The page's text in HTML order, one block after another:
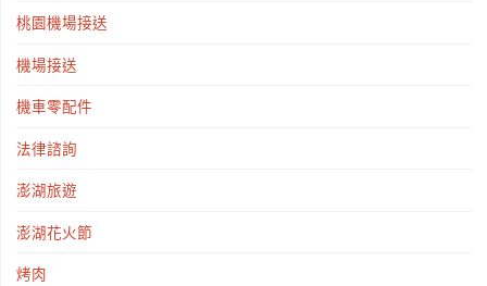
桃園機場接送
機場接送
機車零配件
法律諮詢
澎湖旅遊
澎湖花火節
烤肉